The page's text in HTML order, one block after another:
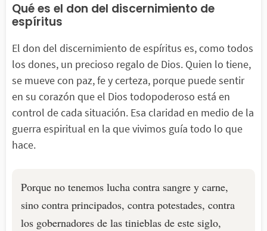
Qué es el don del discernimiento de
espíritus
El don del discernimiento de espíritus es, como todos
los dones, un precioso regalo de Dios. Quien lo tiene,
se mueve con paz, fe y certeza, porque puede sentir
en su corazón que el Dios todopoderoso está en
control de cada situación. Esa claridad en medio de la
guerra espiritual en la que vivimos guía todo lo que
hace.
Porque no tenemos lucha contra sangre y carne,
sino contra principados, contra potestades, contra
los gobernadores de las tinieblas de este siglo,